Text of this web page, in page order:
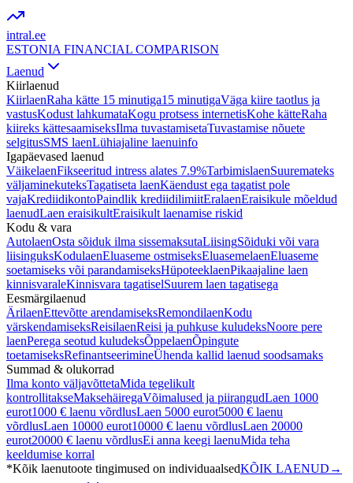
intral.ee
ESTONIA FINANCIAL COMPARISON
Laenud
Kiirlaenud
KiirlaenRaha kätte 15 minutiga15 minutigaVäga kiire taotlus ja
vastusKodust lahkumataKogu protsess internetisKohe kätteRaha
kiireks kättesaamiseksIlma tuvastamisetaTuvastamise nõuete
selgitusSMS laenLühiajaline laenuinfo
Igapäevased laenud
VäikelaenFikseeritud intress alates 7.9%TarbimislaenSuuremateks
väljaminekuteksTagatiseta laenKäendust ega tagatist pole
vajaKrediidikontoPaindlik krediidilimiitEralaenEraisikule mõeldud
laenudLaen eraisikultEraisikult laenamise riskid
Kodu & vara
AutolaenOsta sõiduk ilma sissemaksutaLiisingSõiduki või vara
liisinguksKodulaenEluaseme ostmiseksEluasemelaenEluaseme
soetamiseks või parandamiseksHüpoteeklaenPikaajaline laen
kinnisvaraleKinnisvara tagatiselSuurem laen tagatisega
Eesmärgilaenud
ÄrilaenEttevõtte arendamiseksRemondilaenKodu
värskendamiseksReisilaenReisi ja puhkuse kuludeksNoore pere
laenPerega seotud kuludeksÕppelaenÕpingute
toetamiseksRefinantseerimineÜhenda kallid laenud soodsamaks
Summad & olukorrad
Ilma konto väljavõttetaMida tegelikult
kontrollitakseMaksehäiregaVõimalused ja piirangudLaen 1000
eurot1000 € laenu võrdlusLaen 5000 eurot5000 € laenu
võrdlusLaen 10000 eurot10000 € laenu võrdlusLaen 20000
eurot20000 € laenu võrdlusEi anna keegi laenuMida teha
keeldumise korral
*Kõik laenutoote tingimused on individuaalsedKÕIK LAENUD →